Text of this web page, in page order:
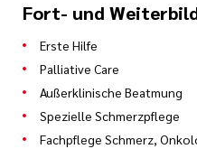
Fort- und
Erste Hilfe
Palliative Care
Außerklinische Beatmung
Spezielle Schmerzpflege
Fachpflege Schmerz,